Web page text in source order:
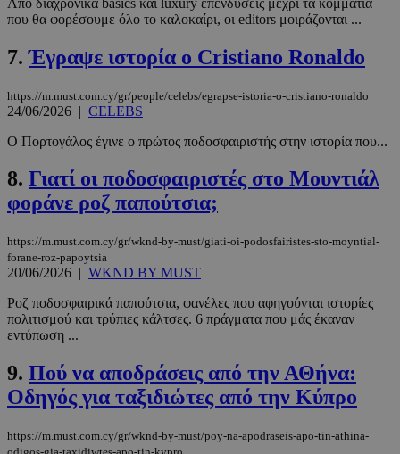
που θα φορέσουμε όλο το καλοκαίρι, οι editors μοιράζονται ...
7.Έγραψε ιστορία ο Cristiano Ronaldo
https://m.must.com.cy/gr/people/celebs/egrapse-istoria-o-cristiano-ronaldo
24/06/2026 | CELEBS
Ο Πορτογάλος έγινε ο πρώτος ποδοσφαιριστής στην ιστορία που...
8. Γιατί οι ποδοσφαιριστές στο Μουντιάλ
φοράνε ροζ παπούτσια;
https://m.must.com.cy/gr/wknd-by-must/giati-oi-podosfairistes-sto-moyntial-
forane-roz-papoytsia
20/06/2026 | WKND BY MUST
Ροζ ποδοσφαιρικά παπούτσια, φανέλες που αφηγούνται ιστορίες
πολιτισμού και τρύπιες κάλτσες. 6 πράγματα που μάς έκαναν
εντύπωση ...
9. Πού να αποδράσεις από την ΑΘήνα:
Οδηγός για ταξιδιώτες από την Κύπρο
https://m.must.com.cy/gr/wknd-by-must/poy-na-apodraseis-apo-tin-athina-